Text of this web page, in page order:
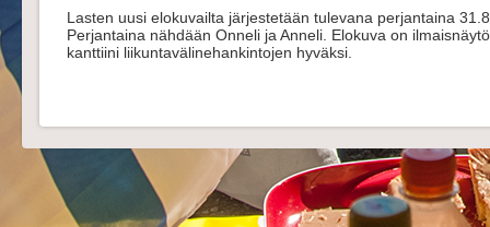
Lasten uusi elokuvailta järjestetään tulevana perjantaina
Perjantaina nähdään Onneli ja Anneli. Elokuva on
kanttiini liikuntavälinehankintojen hyväksi.